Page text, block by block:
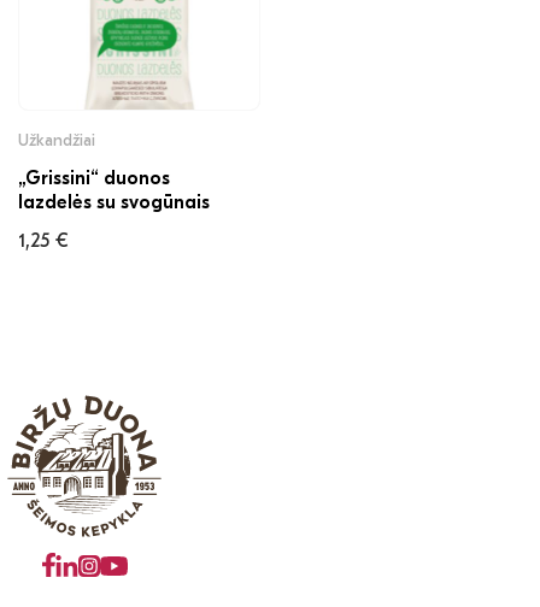
Užkandžiai
„Grissini“ duonos
lazdelės su svogūnais
1,25 €